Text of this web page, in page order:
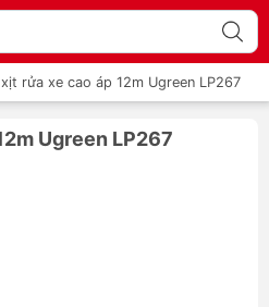
rửa xe cao áp 12m Ugreen LP267
Ugreen LP267